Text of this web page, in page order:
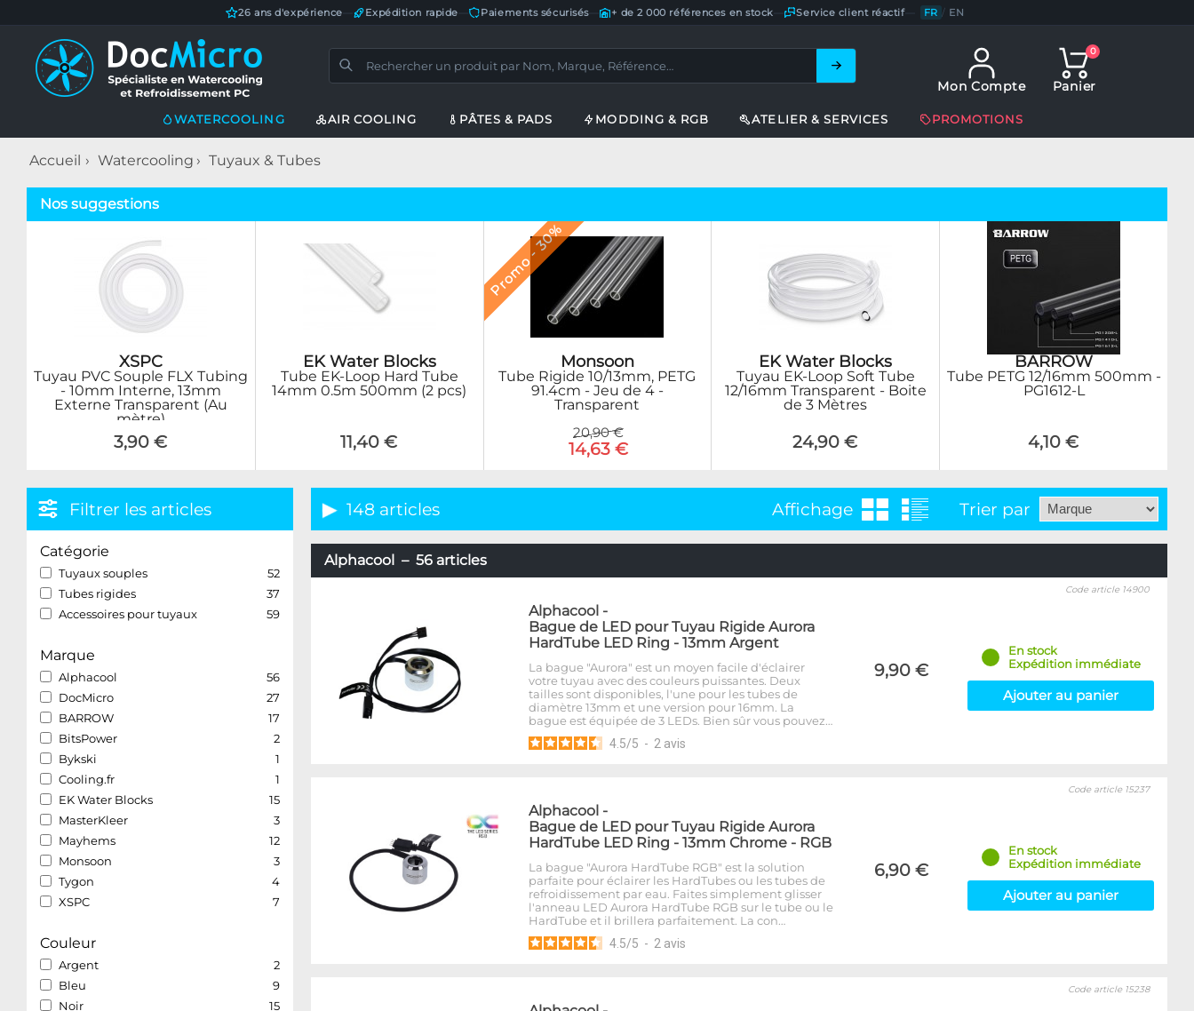
26 ans d'expérience Expédition rapide Paiements sécurisés— + de 2 000 références en stock Service client réactif— FR / EN
Mon Compte
0
Panier
WATERCOOLING AIR COOLING PÂTES & PADS MODDING & RGB ATELIER & SERVICES PROMOTIONS
Accueil Watercooling Tuyaux & Tubes
Nos suggestions
XSPC
Tuyau PVC Souple FLX Tubing
- 10mm Interne, 13mm
Externe Transparent (Au
mètre)
3,90 €
EK Water Blocks
Tube EK-Loop Hard Tube
14mm 0.5m 500mm (2 pcs)
11,40 €
Promo - 30%
Monsoon
Tube Rigide 10/13mm, PETG
91.4cm - Jeu de 4 -
Transparent
20,90 €
14,63 €
EK Water Blocks
Tuyau EK-Loop Soft Tube
12/16mm Transparent - Boite
de 3 Mètres
24,90 €
BARROW
Tube PETG 12/16mm 500mm -
PG1612-L
4,10 €
Filtrer les articles
Catégorie
Tuyaux souples
52
Tubes rigides
37
Accessoires pour tuyaux
59
Marque
Alphacool
56
DocMicro
27
BARROW
17
BitsPower
2
Bykski
1
Cooling.fr
1
EK Water Blocks
15
MasterKleer
3
Mayhems
12
Monsoon
3
Tygon
4
XSPC
7
Couleur
Argent
2
Bleu
9
Noir
15
148 articles Affichage Trier par
Alphacool – 56 articles
Alphacool -
Bague de LED pour Tuyau Rigide Aurora
HardTube LED Ring - 13mm Argent
La bague "Aurora" est un moyen facile d'éclairer
votre tuyau avec des couleurs puissantes. Deux
tailles sont disponibles, l'une pour les tubes de
diamètre 13mm et une version pour 16mm. La
bague est équipée de 3 LEDs. Bien sûr vous pouvez…
4.5/5 - 2 avis
9,90 €
Code article 14900
En stock
Expédition immédiate
Ajouter au panier
Alphacool -
Bague de LED pour Tuyau Rigide Aurora
HardTube LED Ring - 13mm Chrome - RGB
La bague "Aurora HardTube RGB" est la solution
parfaite pour éclairer les HardTubes ou les tubes de
refroidissement par eau. Faites simplement glisser
l'anneau LED Aurora HardTube RGB sur le tube ou le
HardTube et il brillera parfaitement. La con…
4.5/5 - 2 avis
6,90 €
Code article 15237
En stock
Expédition immédiate
Ajouter au panier
Code article 15238